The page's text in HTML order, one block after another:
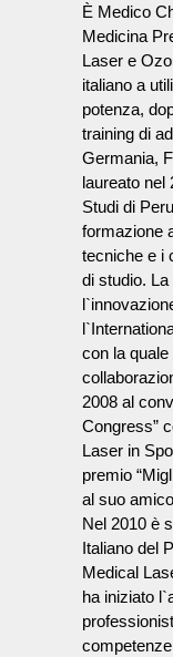
È Medico
Medicina
Laser e
italiano a
potenza,
training di
Germania,
laureato nel
Studi di
formazione
tecniche e i
di studio.
con la
2008 al
Congress”
Laser in
premio
al suo
Nel 2010 è
Italiano del
Medical
ha iniziato